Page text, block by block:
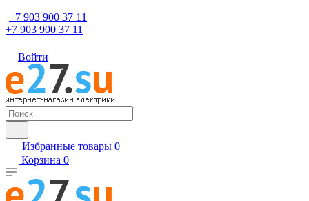
+7 903 900 37 11
+7 903 900 37 11
Войти
Избранные товары 0
Корзина 0